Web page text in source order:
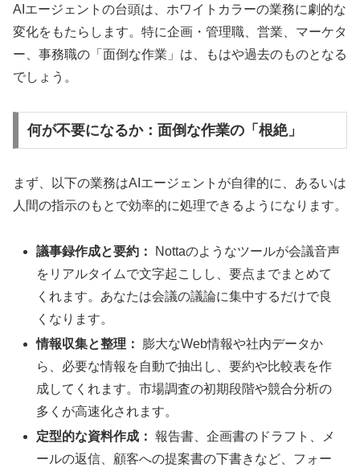
AIエージェントの台頭は、ホワイトカラーの業務に劇的な
変化をもたらします。特に企画・管理職、営業、マーケタ
ー、事務職の「面倒な作業」は、もはや過去のものとなる
でしょう。
何が不要になるか：面倒な作業の「根絶」
まず、以下の業務はAIエージェントが自律的に、あるいは
人間の指示のもとで効率的に処理できるようになります。
議事録作成と要約：
Nottaのようなツールが会議音声
をリアルタイムで文字起こしし、要点までまとめて
くれます。あなたは会議の議論に集中するだけで良
くなります。
情報収集と整理：
膨大なWeb情報や社内データか
ら、必要な情報を自動で抽出し、要約や比較表を作
成してくれます。市場調査の初期段階や競合分析の
多くが高速化されます。
定型的な資料作成： 報告書、企画書のドラフト、メ
ールの返信、顧客への提案書の下書きなど、フォー